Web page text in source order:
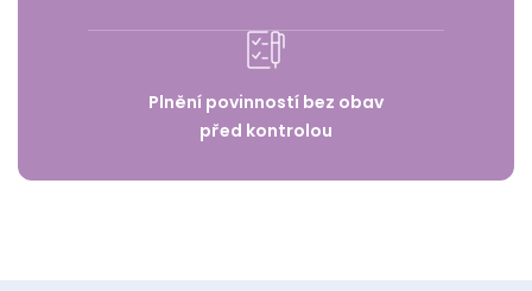
Plnění povinností bez obav
před kontrolou